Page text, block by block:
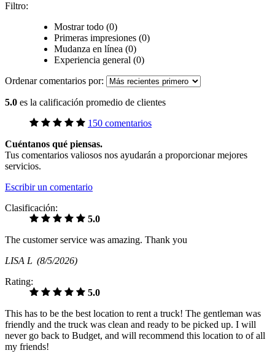
Filtro:
Mostrar todo (0)
Primeras impresiones (0)
Mudanza en línea (0)
Experiencia general (0)
Ordenar comentarios por:
5.0 es la calificación promedio de clientes
150 comentarios
Cuéntanos qué piensas.
Tus comentarios valiosos nos ayudarán a proporcionar mejores
servicios.
Escribir un comentario
Clasificación:
5.0
The customer service was amazing. Thank you
LISA L (8/5/2026)
Rating:
5.0
This has to be the best location to rent a truck! The gentleman was
friendly and the truck was clean and ready to be picked up. I will
never go back to Budget, and will recommend this location to of all
my friends!